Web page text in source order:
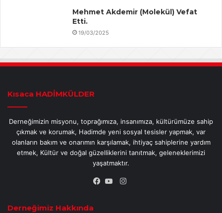
Mehmet Akdemir (Molekül) Vefat
Etti.
19/03/2025
Kısaca HADİMKÜLDER
Derneğimizin misyonu, toprağımıza, insanımıza, kültürümüze sahip
çıkmak ve korumak, Hadimde yeni sosyal tesisler yapmak, var
olanların bakım ve onarımın karşılamak, ihtiyaç sahiplerine yardım
etmek, Kültür ve doğal güzelliklerini tanıtmak, geleneklerimizi
yaşatmaktır.
Instagram
Derneğimiz Hakkında